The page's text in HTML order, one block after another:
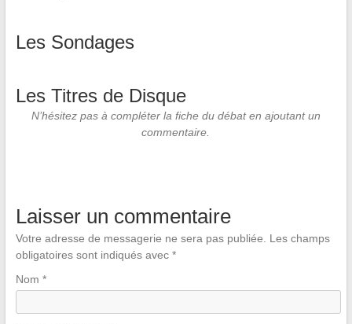
Les Sondages
Les Titres de Disque
N’hésitez pas à compléter la fiche du débat en ajoutant un
commentaire.
Laisser un commentaire
Votre adresse de messagerie ne sera pas publiée.
Les champs
obligatoires sont indiqués avec *
Nom *